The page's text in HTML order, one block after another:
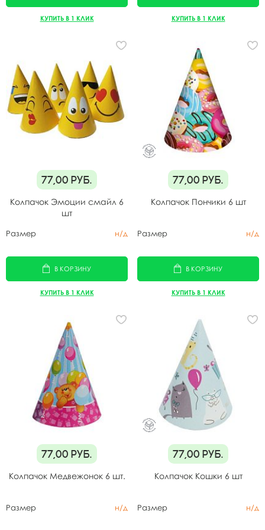
КУПИТЬ В 1 КЛИК КУПИТЬ В 1 КЛИК
77,00 руб.
Колпачок Эмоции смайл 6
шт
Размер н/д
В КОРЗИНУ
КУПИТЬ В 1 КЛИК
77,00 руб.
Колпачок Пончики 6 шт
Размер н/д
В КОРЗИНУ
КУПИТЬ В 1 КЛИК
77,00 руб.
Колпачок Медвежонок 6 шт.
Размер н/д
77,00 руб.
Колпачок Кошки 6 шт
Размер н/д